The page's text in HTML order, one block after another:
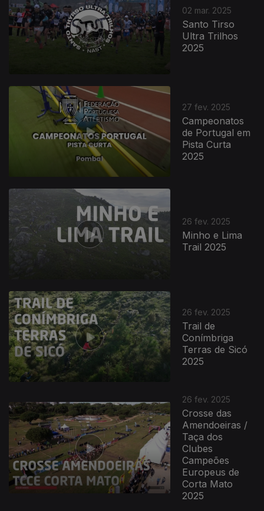
02 mar. 2025
Santo Tirso
Ultra Trilhos
2025
27 fev. 2025
Campeonatos
de Portugal em
Pista Curta
2025
26 fev. 2025
Minho e Lima
Trail 2025
26 fev. 2025
Trail de
Conímbriga
Terras de Sicó
2025
26 fev. 2025
Crosse das
Amendoeiras /
Taça dos
Clubes
Campeões
Europeus de
Corta Mato
2025
832698